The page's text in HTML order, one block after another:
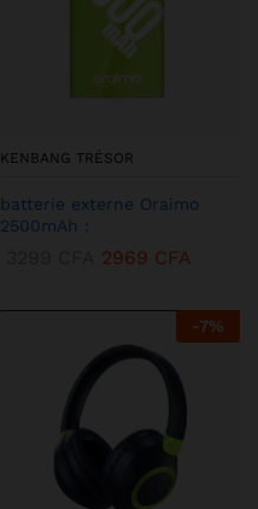
KENBANG TRÉSOR
batterie externe Oraimo
2500mAh :
2969 CFA
-7%